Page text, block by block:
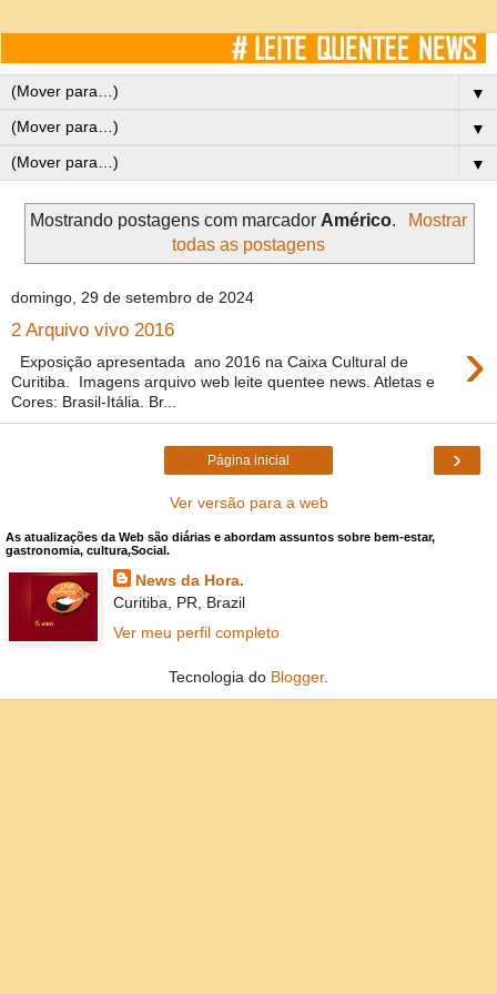
▼
▼
▼
Mostrando postagens com marcador Américo.
Mostrar
todas as postagens
domingo, 29 de setembro de 2024
2 Arquivo vivo 2016 ›
Exposição apresentada ano 2016 na Caixa Cultural de
Curitiba. Imagens arquivo web leite quentee news. Atletas e
Cores: Brasil-Itália. Br...
›
Página inicial
Ver versão para a web
As atualizações da Web são diárias e abordam assuntos sobre bem-estar,
gastronomia, cultura,Social.
News da Hora.
Curitiba, PR, Brazil
Ver meu perfil completo
Tecnologia do Blogger.